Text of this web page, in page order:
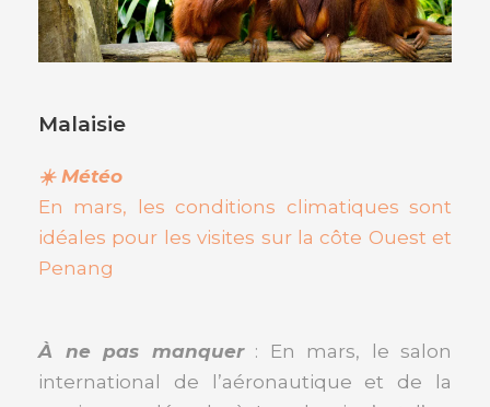
Malaisie
☀️ Météo
En mars, les conditions climatiques sont
idéales pour les visites sur la côte Ouest et
Penang
À ne pas manquer: En mars, le salon
international de l’aéronautique et de la